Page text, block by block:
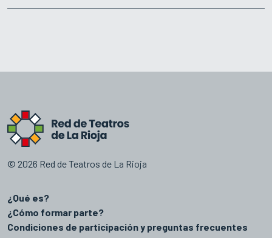
© 2026 Red de Teatros de La Rioja
¿Qué es?
¿Cómo formar parte?
Condiciones de participación y preguntas frecuentes